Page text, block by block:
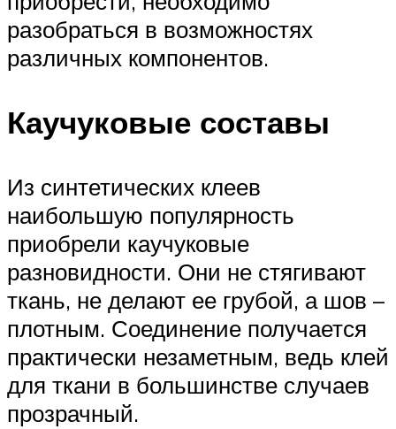
разобраться в возможностях
различных компонентов.
Каучуковые составы
Из синтетических клеев
наибольшую популярность
приобрели каучуковые
разновидности. Они не стягивают
ткань, не делают ее грубой, а шов –
плотным. Соединение получается
практически незаметным, ведь клей
для ткани в большинстве случаев
прозрачный.